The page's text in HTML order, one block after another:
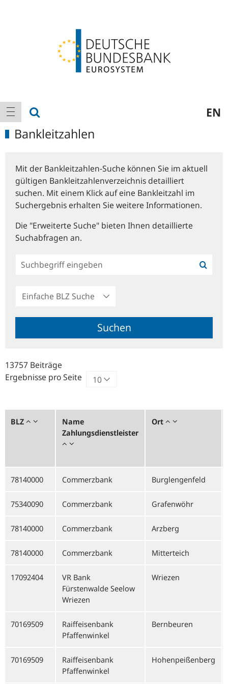
Hauptnavigation
Navigation anzeigen EN
Bankleitzahlen
Mit der Bankleitzahlen-Suche können Sie im aktuell
gültigen Bankleitzahlenverzeichnis detailliert
suchen. Mit einem Klick auf eine Bankleitzahl im
Suchergebnis erhalten Sie weitere Informationen.
Die "Erweiterte Suche" bieten Ihnen detaillierte
Suchabfragen an.
Einfache
Suche
Suchen
13757 Beiträge
Ergebnisse pro Seite
BLZ
Name
Zahlungsdienstleister
Ort
78140000 Commerzbank Burglengenfeld
75340090 Commerzbank Grafenwöhr
78140000 Commerzbank Arzberg
78140000 Commerzbank Mitterteich
17092404
VR Bank
Fürstenwalde Seelow
Wriezen
Wriezen
70169509
Raiffeisenbank
Pfaffenwinkel
Bernbeuren
70169509
Raiffeisenbank
Pfaffenwinkel
Hohenpeißenberg